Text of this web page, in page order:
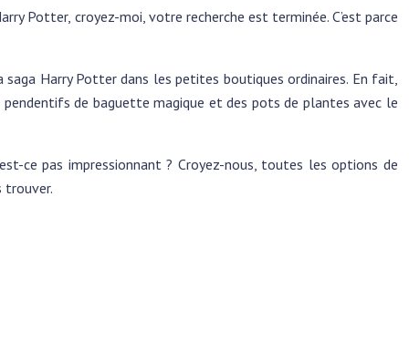
Potter, croyez-moi, votre recherche est terminée. C’est parce
Harry Potter dans les petites boutiques ordinaires. En fait,
de baguette magique et des pots de plantes avec le
ce pas impressionnant ? Croyez-nous, toutes les options de
trouver.